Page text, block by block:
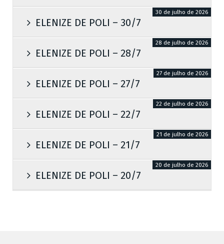
ELENIZE DE POLI – 30/7
30 de julho de 2026
ELENIZE DE POLI – 28/7
28 de julho de 2026
ELENIZE DE POLI – 27/7
27 de julho de 2026
ELENIZE DE POLI – 22/7
22 de julho de 2026
ELENIZE DE POLI – 21/7
21 de julho de 2026
ELENIZE DE POLI – 20/7
20 de julho de 2026